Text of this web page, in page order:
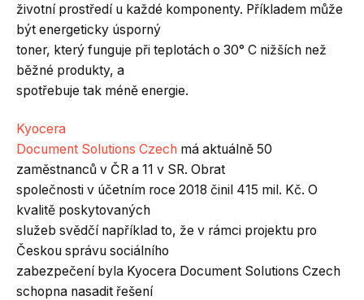
životní prostředí u každé komponenty. Příkladem může
být energeticky úsporný
toner, který funguje při teplotách o 30° C nižších než
běžné produkty, a
spotřebuje tak méně energie.
Kyocera
Document Solutions Czech má aktuálně 50
zaměstnanců v ČR a 11 v SR. Obrat
společnosti v účetním roce 2018 činil 415 mil. Kč. O
kvalitě poskytovaných
služeb svědčí například to, že v rámci projektu pro
Českou správu sociálního
zabezpečení byla Kyocera Document Solutions Czech
schopna nasadit řešení